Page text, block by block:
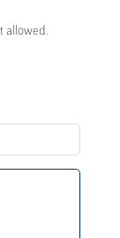
allowed.